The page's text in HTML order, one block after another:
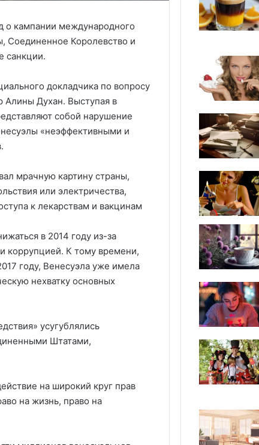
о кампании международного
Соединенное Королевство и
санкции.
докладчика по вопросу
Алины Духан. Выступая в
собой нарушение
«неэффективными и
мрачную картину страны,
или электричества,
к лекарствам и вакцинам
в 2014 году из-за
коррупцией. К тому времени,
году, Венесуэла уже имела
нехватку основных
усугублялись
Штатами,
на широкий круг прав
на жизнь, право на